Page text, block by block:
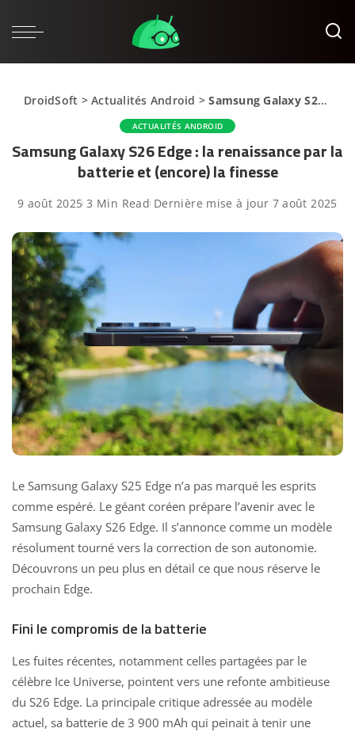
DroidSoft >Actualités Android >Samsung Galaxy S26 Edge : la renaissance par la batterie et (encore) la finesse
ACTUALITÉS ANDROID
Samsung Galaxy S26 Edge : la renaissance par la
batterie et (encore) la finesse
9 août 2025 3 Min Read Dernière mise à jour 7 août 2025
Le Samsung Galaxy S25 Edge n’a pas marqué les esprits
comme espéré. Le géant coréen prépare l’avenir avec le
Samsung Galaxy S26 Edge. Il s’annonce comme un modèle
résolument tourné vers la correction de son autonomie.
Découvrons un peu plus en détail ce que nous réserve le
prochain Edge.
Fini le compromis de la batterie
Les fuites récentes, notamment celles partagées par le
célèbre Ice Universe, pointent vers une refonte ambitieuse
du S26 Edge. La principale critique adressée au modèle
actuel, sa batterie de 3 900 mAh qui peinait à tenir une